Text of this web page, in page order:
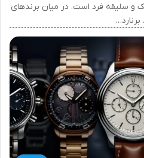
و سلیقه فرد است. در میان برندهای